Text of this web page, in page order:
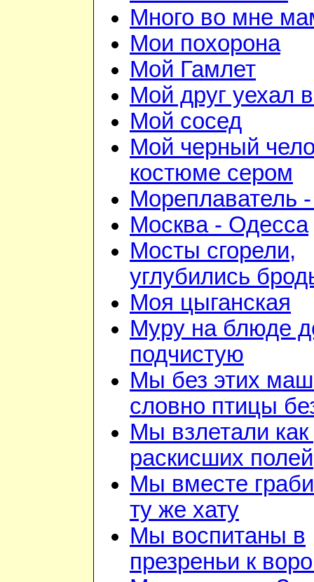
Много во мне
Мои похорона
Мой Гамлет
Мой друг уехал
Мой сосед
Мой черный
костюме сером
Мореплаватель
Москва - Одесса
Мосты сгорели,
углубились
Моя цыганская
Муру на блюде
подчистую
Мы без этих
словно птицы
Мы взлетали как
раскисших полей
Мы вместе
ту же хату
Мы воспитаны в
презреньи к